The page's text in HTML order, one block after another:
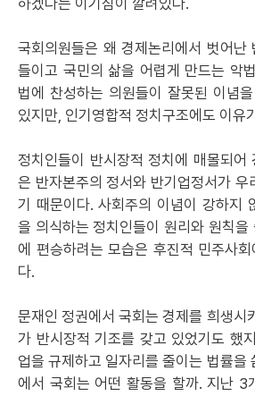
하겠다는 이기심이 깔려있다.
국회의원들은 왜 경제논리에서 벗어난
들이고 국민의 삶을 어렵게 만드는 악
법에 찬성하는 의원들이 잘못된 이념
있지만, 인기영합적 정치구조에도 이유
정치인들이 반시장적 정치에 매몰되어
은 반자본주의 정서와 반기업정서가 우
기 때문이다. 사회주의 이념이 강하지
을 의식하는 정치인들이 원리와 원칙을
에 편승하려는 모습은 후진적 민주사회
다.
문재인 정권에서 국회는 경제를 희생시
가 반시장적 기조를 갖고 있었기도 했
업을 규제하고 일자리를 줄이는 법률을
에서 국회는 어떤 활동을 할까. 지난 3